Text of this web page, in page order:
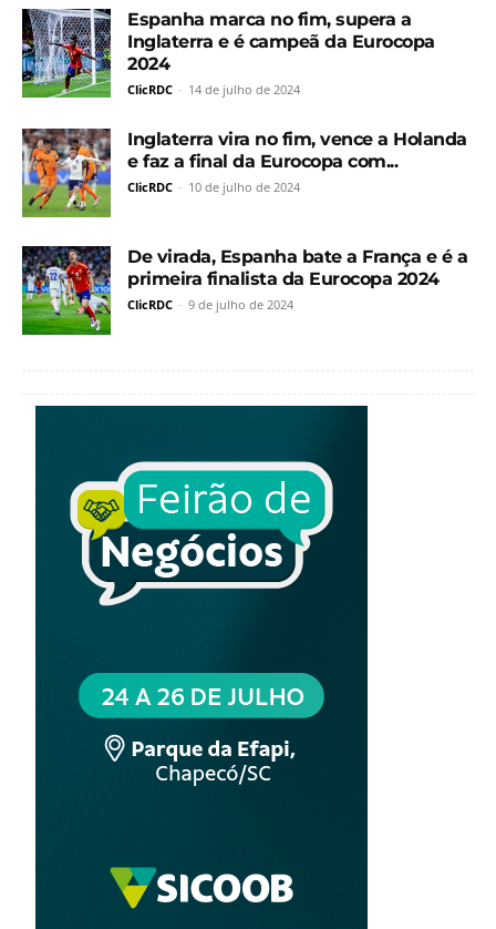
Espanha marca no fim, supera a
Inglaterra e é campeã da Eurocopa
2024
ClicRDC - 14 de julho de 2024
Inglaterra vira no fim, vence a Holanda
e faz a final da Eurocopa com...
ClicRDC - 10 de julho de 2024
De virada, Espanha bate a França e é a
primeira finalista da Eurocopa 2024
ClicRDC - 9 de julho de 2024